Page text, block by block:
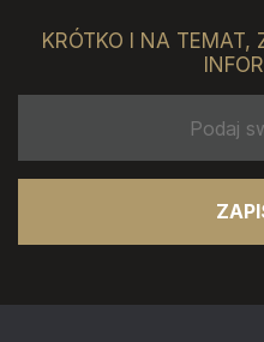
KRÓTKO I NA